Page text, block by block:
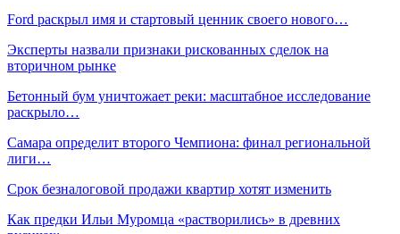
Ford раскрыл имя и стартовый ценник своего нового…
Эксперты назвали признаки рискованных сделок на
вторичном рынке
Бетонный бум уничтожает реки: масштабное исследование
раскрыло…
Самара определит второго Чемпиона: финал региональной
лиги…
Срок безналоговой продажи квартир хотят изменить
Как предки Ильи Муромца «растворились» в древних